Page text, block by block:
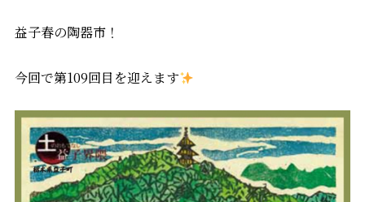
益子春の陶器市！
今回で第109回目を迎えます